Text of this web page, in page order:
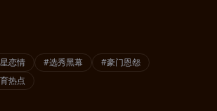
恋情 #选秀黑幕
#豪门恩怨
热点